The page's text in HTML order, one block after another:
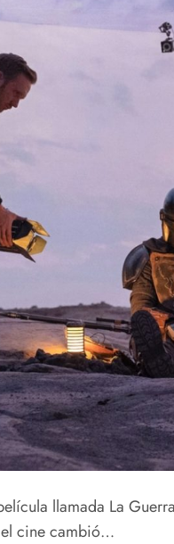
llamada La
el cine cambió…